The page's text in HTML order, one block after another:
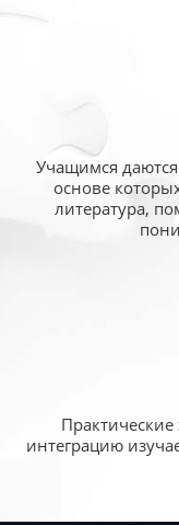
Учащимся
основе
литература,
интеграцию